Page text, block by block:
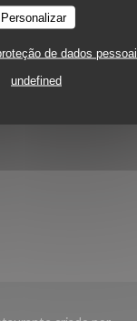
Personalizar
de dados
undefined
janela))